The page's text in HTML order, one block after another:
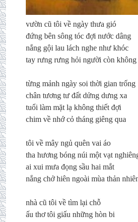
vườn cũ tôi về ngày thưa gió
đứng bên sông tóc đợi nước dâng
nắng gội lau lách nghe như khóc
tay rưng rưng hỏi người còn không
từng mảnh ngày soi thời gian trống
chân tương tư đất dửng dưng xa
tuổi làm mặt lạ không thiết đợi
chim về nhớ cỏ tháng giêng qua
tôi về mây ngủ quên vai áo
tha hương bóng núi một vạt
ai xui mưa đọng sầu hai mắt
nắng chở hiên ngoài mùa thản
nhà cũ tôi về tìm lại chỗ
ấu thơ tôi giấu những hòn bi